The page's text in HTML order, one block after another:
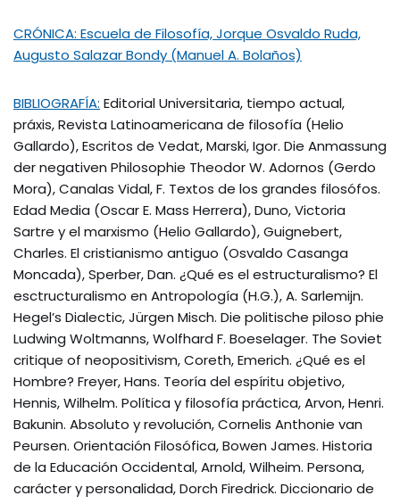
CRÓNICA: Escuela de Filosofía, Jorque Osvaldo Ruda,
Augusto Salazar Bondy (Manuel A. Bolaños)
BIBLIOGRAFÍA: Editorial Universitaria, tiempo actual,
práxis, Revista Latinoamericana de filosofía (Helio
Gallardo), Escritos de Vedat, Marski, Igor. Die Anmassung
der negativen Philosophie Theodor W. Adornos (Gerdo
Mora), Canalas Vidal, F. Textos de los grandes filosófos.
Edad Media (Oscar E. Mass Herrera), Duno, Victoria
Sartre y el marxismo (Helio Gallardo), Guignebert,
Charles. El cristianismo antiguo (Osvaldo Casanga
Moncada), Sperber, Dan. ¿Qué es el estructuralismo? El
esctructuralismo en Antropología (H.G.), A. Sarlemijn.
Hegel’s Dialectic, Jürgen Misch. Die politische piloso phie
Ludwing Woltmanns, Wolfhard F. Boeselager. The Soviet
critique of neopositivism, Coreth, Emerich. ¿Qué es el
Hombre? Freyer, Hans. Teoría del espíritu objetivo,
Hennis, Wilhelm. Política y filosofía práctica, Arvon, Henri.
Bakunin. Absoluto y revolución, Cornelis Anthonie van
Peursen. Orientación Filosófica, Bowen James. Historia
de la Educación Occidental, Arnold, Wilheim. Persona,
carácter y personalidad, Dorch Firedrick. Diccionario de